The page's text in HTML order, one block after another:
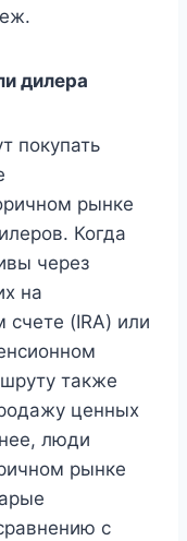
дилера
покупать
рынке
Когда
через
на
(IRA) или
также
ценных
люди
рынке
с